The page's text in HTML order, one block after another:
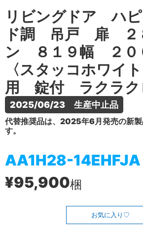
リビングドア ハ
ド調 吊戸 扉 ２
ン ８１９幅 ２０
〈スタッコホワイ
用 錠付 ラクラク
2025/06/23　生産中止品
代替推奨品は、2025年6月発売の新製
す。
AA1H28-14EHFJA
¥95,900梱
お気に入り